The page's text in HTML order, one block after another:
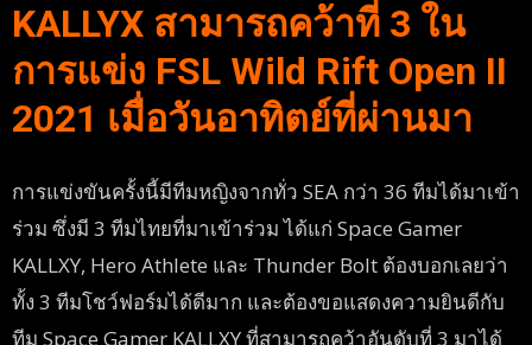
KALLYX สามารถคว้าที่ 3 ใน
การแข่ง FSL Wild Rift Open II
2021 เมื่อวันอาทิตย์ที่ผ่านมา
การแข่งขันครั้งนี้มีทีมหญิงจากทั่ว SEA กว่า 36 ทีมได้มาเข้า
ร่วม ซึ่งมี 3 ทีมไทยที่มาเข้าร่วม ได้แก่ Space Gamer
KALLXY, Hero Athlete และ Thunder Bolt ต้องบอกเลยว่า
ทั้ง 3 ทีมโชว์ฟอร์มได้ดีมาก และต้องขอแสดงความยินดีกับ
ทีม Space Gamer KALLXY ที่สามารถคว้าอันดับที่ 3 มาได้